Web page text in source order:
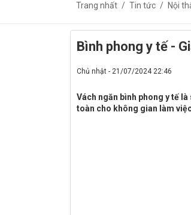
Trang nhất Tin tức Nội
Bình phong y tế -
Chủ nhật - 21/07/2024 22:46
Vách ngăn bình phong y tế
toàn cho không gian làm